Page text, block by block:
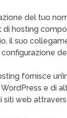
del tuo
di hosting
il suo
configurazione
fornisce
e di
siti web